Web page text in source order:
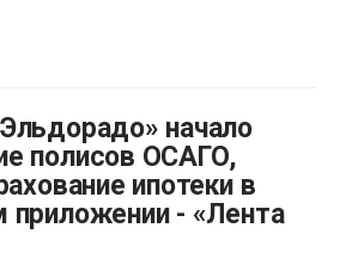
полисов ОСАГО,
ипотеки в
приложении - «Лента